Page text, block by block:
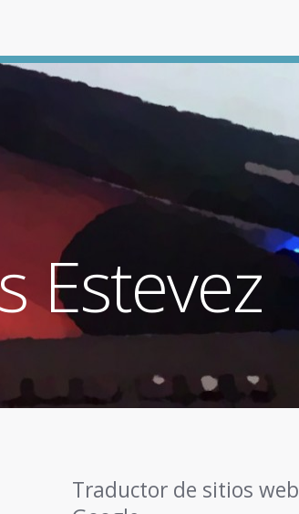
Estevez
Traductor de sitios web